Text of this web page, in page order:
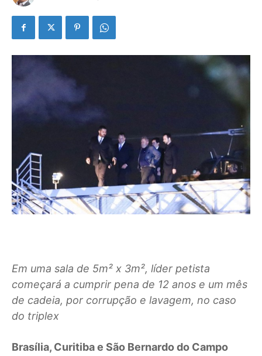
Em uma sala de 5m² x 3m², líder petista
começará a cumprir pena de 12 anos e um mês
de cadeia, por corrupção e lavagem, no caso
do triplex
Brasília, Curitiba e São Bernardo do Campo